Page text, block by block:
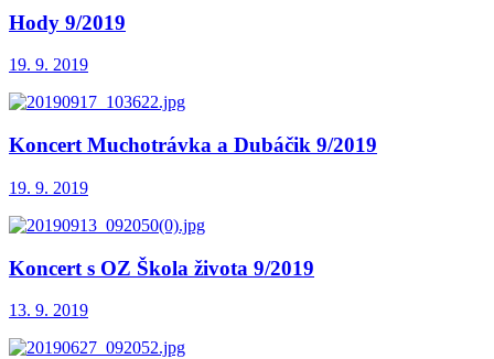
Hody 9/2019
19. 9. 2019
Koncert Muchotrávka a Dubáčik 9/2019
19. 9. 2019
Koncert s OZ Škola života 9/2019
13. 9. 2019